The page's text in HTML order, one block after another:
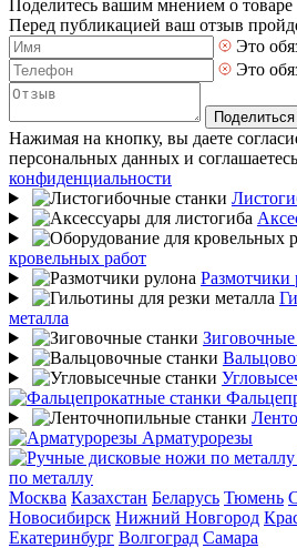
Поделитесь вашим мнением о товаре
Перед публикацией ваш отзыв
Это
Это
Поделиться
Нажимая на кнопку, вы даете
персональных данных и
конфиденциальности
кровельных работ
Размотчики
металла
Зиговочные
Арматурорезы
по металлу
Москва Казахстан Беларусь Тюмень
Новосибирск Нижний Новгород
Екатеринбург Волгоград Самара